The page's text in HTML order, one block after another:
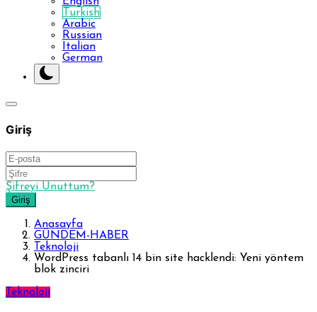
Turkish
Arabic
Russian
Italian
German
Giriş
Şifreyi Unuttum?
Giriş
Anasayfa
GÜNDEM-HABER
Teknoloji
WordPress tabanlı 14 bin site hacklendi: Yeni yöntem
blok zinciri
Teknoloji